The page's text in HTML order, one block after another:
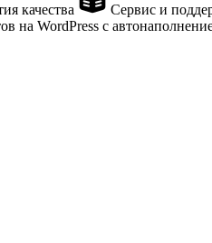
качества Сервис и
на WordPress с